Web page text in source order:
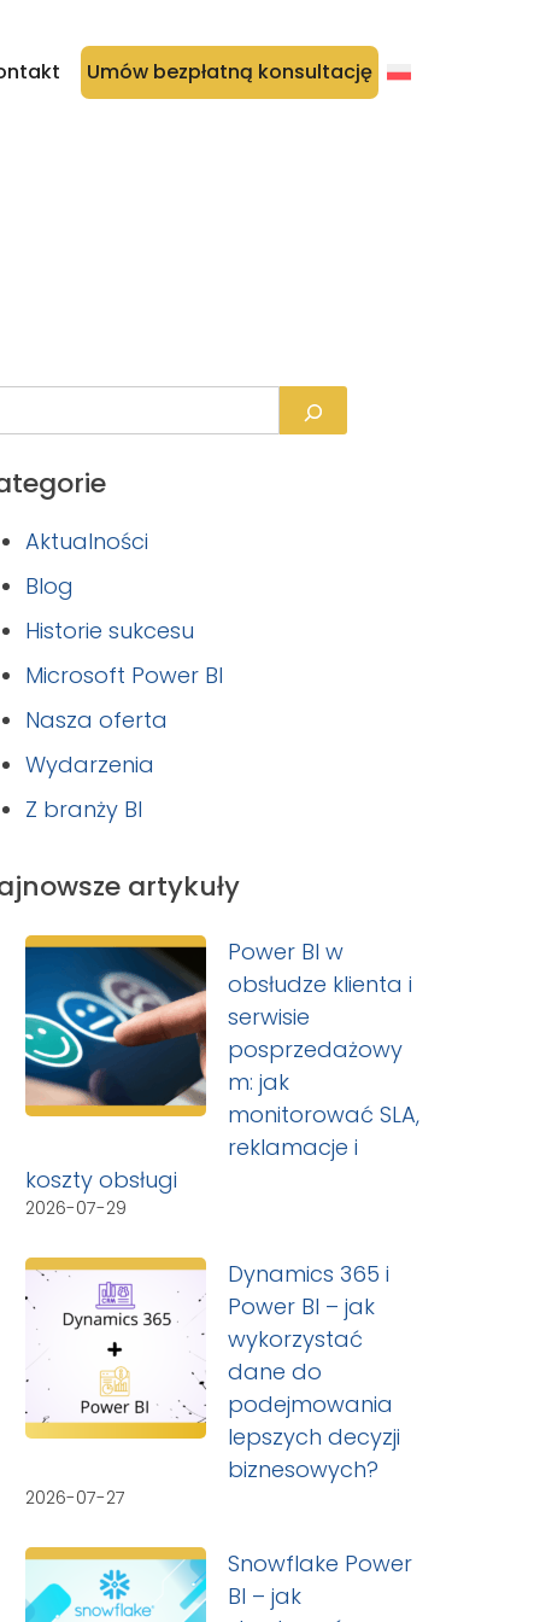
Umów bezpłatną konsultację
Aktualności
Blog
Historie sukcesu
Microsoft Power BI
Nasza oferta
Wydarzenia
Z branży BI
artykuły
Power BI w
obsłudze klienta i
serwisie
posprzedażowy
m: jak
monitorować SLA,
reklamacje i
koszty obsługi
2026-07-29
Dynamics 365 i
Power BI – jak
wykorzystać
dane do
podejmowania
lepszych decyzji
biznesowych?
2026-07-27
Snowflake Power
BI – jak